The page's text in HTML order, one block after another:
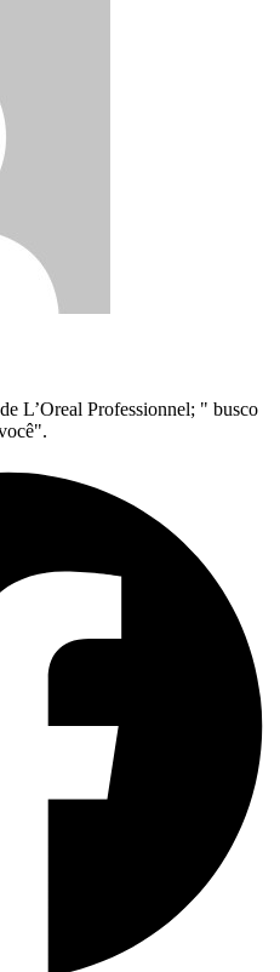
L’Oreal Professionnel; " busco